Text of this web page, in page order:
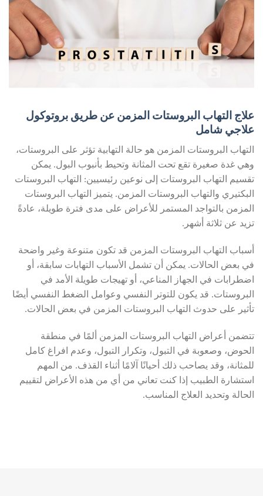
علاج التهاب البروستات المزمن عن طريق بروتوكول
علاجي شامل
التهاب البروستات المزمن هو حالة التهابية تؤثر على البروستات،
وهي غدة صغيرة تقع تحت المثانة وتحيط بأنبوب البول. يمكن
تقسيم التهاب البروستات إلى نوعين رئيسيين: التهاب البروستات
البكتيري والتهاب البروستات المزمن. يتميز التهاب البروستات
المزمن بالتواجد المستمر للأعراض على مدى فترة طويلة، عادةً
تزيد عن ثلاثة أشهر.
أسباب التهاب البروستات المزمن قد تكون متنوعة وغير واضحة
في بعض الحالات. يمكن أن تشمل الأسباب التهابات سابقة، أو
اضطرابات في الجهاز المناعي، أو تهيجات طويلة الأمد في
البروستات. قد يكون للتوتر النفسي وعوامل الضغط النفسي أيضًا
تأثير على حدوث التهاب البروستات المزمن في بعض الحالات.
تتضمن أعراض التهاب البروستات المزمن ألمًا في منطقة
الحوض، وصعوبة في التبول، وتكرار التبول، وعدم افراغ كامل
للمثانة، وقد يصاحب ذلك أحيانًا آلامًا أثناء القذف. من المهم
استشارة الطبيب إذا كنت تعاني من أي من هذه الأعراض لتقييم
الحالة وتحديد العلاج المناسب.